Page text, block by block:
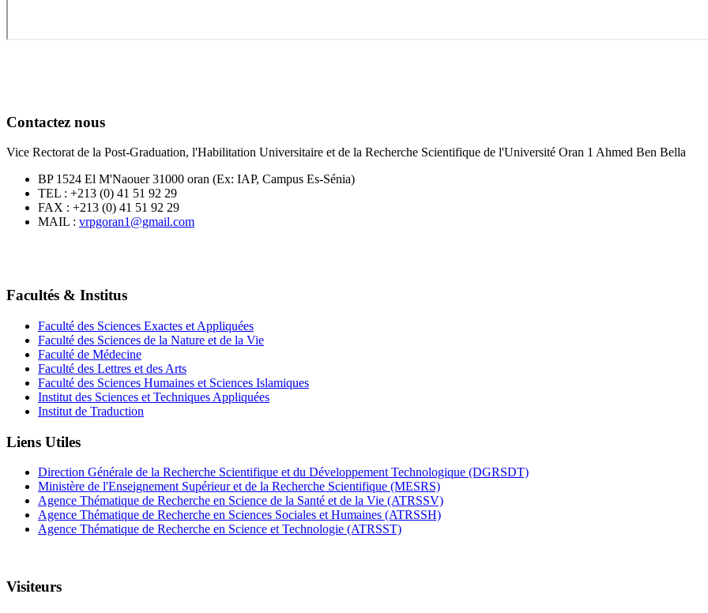
Contactez nous
Vice Rectorat de la Post-Graduation, l'Habilitation Universitaire et de la Recherche Scientifique de l'Université Oran 1 Ahmed Ben Bella
BP 1524 El M'Naouer 31000 oran (Ex: IAP, Campus Es-Sénia)
TEL : +213 (0) 41 51 92 29
FAX : +213 (0) 41 51 92 29
MAIL : vrpgoran1@gmail.com
Facultés & Institus
Faculté des Sciences Exactes et Appliquées
Faculté des Sciences de la Nature et de la Vie
Faculté de Médecine
Faculté des Lettres et des Arts
Faculté des Sciences Humaines et Sciences Islamiques
Institut des Sciences et Techniques Appliquées
Institut de Traduction
Liens Utiles
Direction Générale de la Recherche Scientifique et du Développement Technologique (DGRSDT)
Ministère de l'Enseignement Supérieur et de la Recherche Scientifique (MESRS)
Agence Thématique de Recherche en Science de la Santé et de la Vie (ATRSSV)
Agence Thématique de Recherche en Sciences Sociales et Humaines (ATRSSH)
Agence Thématique de Recherche en Science et Technologie (ATRSST)
Visiteurs